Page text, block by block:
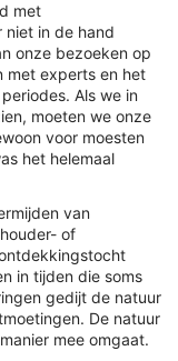
met
niet in de hand
onze bezoeken op
met experts en het
Als we in
moeten we onze
voor moesten
het helemaal
van
of
in tijden die soms
gedijt de natuur
De natuur
mee omgaat.